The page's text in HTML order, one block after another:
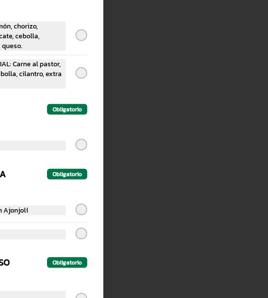
chorizo,
cebolla,
Carne al pastor,
cilantro, extra
Obligatorio
Obligatorio
Ajonjolí
Obligatorio